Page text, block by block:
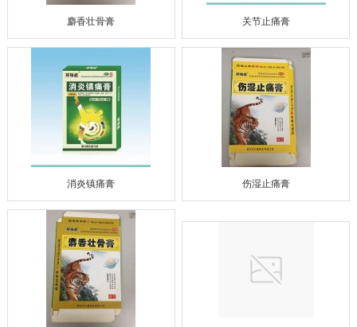
麝香壮骨膏 关节止痛膏
消炎镇痛膏 伤湿止痛膏